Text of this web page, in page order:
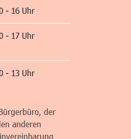
- 16 Uhr
- 17 Uhr
- 13 Uhr
der
anderen